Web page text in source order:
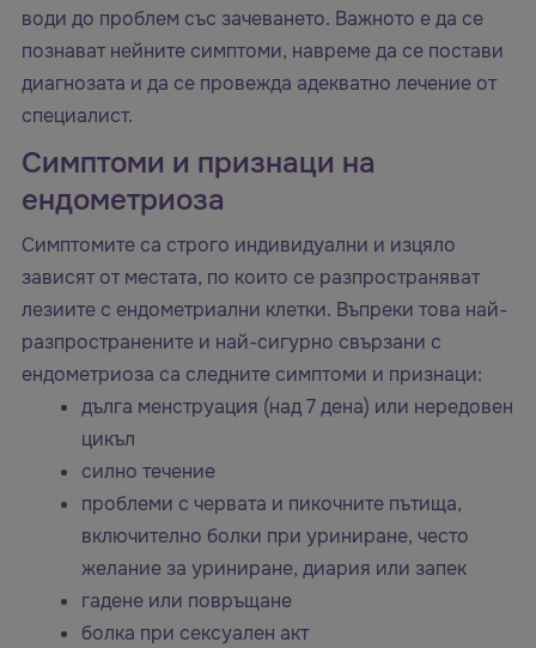
води до проблем със зачеването. Важното е да се
познават нейните симптоми, навреме да се постави
диагнозата и да се провежда адекватно лечение от
специалист.
Симптоми и признаци на
ендометриоза
Симптомите са строго индивидуални и изцяло
зависят от местата, по които се разпространяват
лезиите с ендометриални клетки. Въпреки това най-
разпространените и най-сигурно свързани с
ендометриоза са следните симптоми и признаци:
дълга менструация (над 7 дена) или нередовен
цикъл
силно течение
проблеми с червата и пикочните пътища,
включително болки при уриниране, често
желание за уриниране, диария или запек
гадене или повръщане
болка при сексуален акт